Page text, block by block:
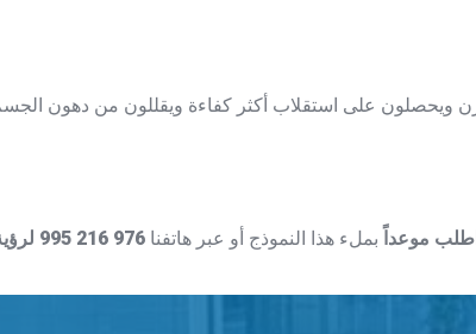
اطلب موعداً بملء هذا النموذج أو عبر هاتفنا